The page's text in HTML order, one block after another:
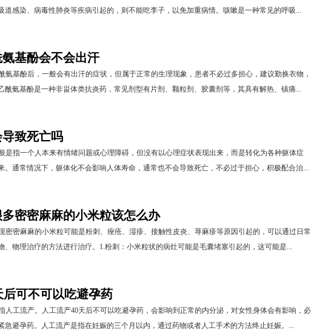
道感染、病毒性肺炎等疾病引起的，则不能吃李子，以免加重病情。咳嗽是一种常见的呼吸...
氨基酚会不会出汗
氨基酚后，一般会有出汗的症状，但属于正常的生理现象，患者不必过多担心，建议勤换衣物，
酰氨基酚是一种非甾体类抗炎药，常见剂型有片剂、颗粒剂、胶囊剂等，其具有解热、镇痛...
致死亡吗
是指一个人本来有情绪问题或心理障碍，但没有以心理症状表现出来，而是转化为各种躯体症
。通常情况下，躯体化不会影响人体寿命，通常也不会导致死亡，不必过于担心，积极配合治...
密密麻麻的小米粒该怎么办
密密麻麻的小米粒可能是粉刺、痤疮、湿疹、接触性皮炎、荨麻疹等原因引起的，可以通过日常
、物理治疗的方法进行治疗。1.粉刺：小米粒状的病灶可能是毛囊堵塞引起的，这可能是...
后可不可以吃避孕药
人工流产。人工流产40天后不可以吃避孕药，会影响到正常的内分泌，对女性身体会有影响，必
急避孕药。人工流产是指在妊娠的三个月以内，通过药物或者人工手术的方法终止妊娠。...